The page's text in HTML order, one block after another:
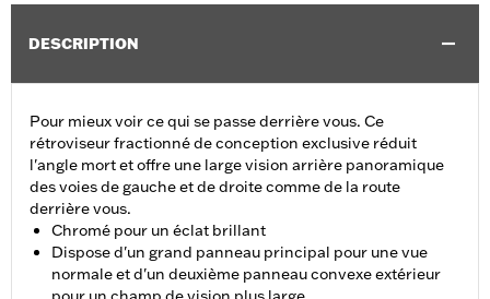
DESCRIPTION
Pour mieux voir ce qui se passe derrière vous. Ce
rétroviseur fractionné de conception exclusive réduit
l'angle mort et offre une large vision arrière panoramique
des voies de gauche et de droite comme de la route
derrière vous.
Chromé pour un éclat brillant
Dispose d'un grand panneau principal pour une vue
normale et d'un deuxième panneau convexe extérieur